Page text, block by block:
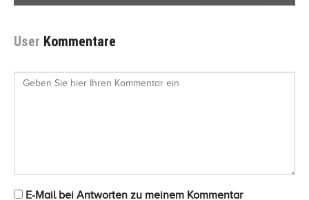
User Kommentare
E-Mail bei Antworten zu meinem Kommentar